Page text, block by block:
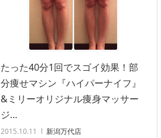
たった40分1回でスゴイ効果！部
分痩せマシン『ハイパーナイフ』
&ミリーオリジナル痩身マッサー
ジ…
2015.10.11 新潟万代店